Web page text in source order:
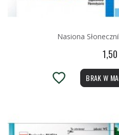
Nasiona
1,50
BRAK W